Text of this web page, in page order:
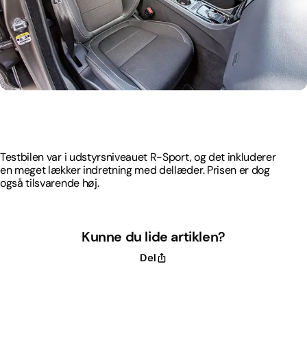
Testbilen var i udstyrsniveauet R-Sport, og det inkluderer
en meget lækker indretning med dellæder. Prisen er dog
også tilsvarende høj.
Kunne du lide artiklen?
Del